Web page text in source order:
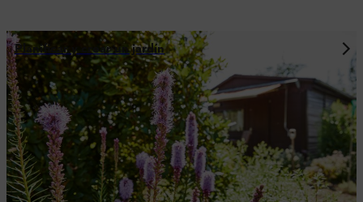
Planificar y crear un jardín